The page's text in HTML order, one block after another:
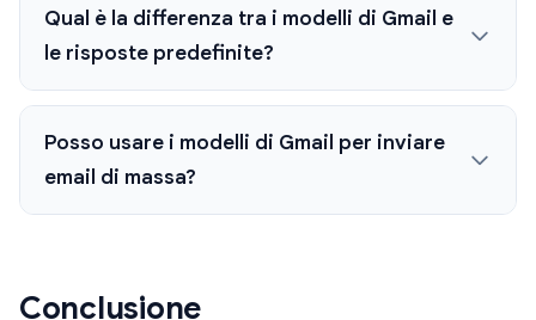
Qual è la differenza tra i modelli di Gmail e
le risposte predefinite?
Posso usare i modelli di Gmail per inviare
email di massa?
Conclusione